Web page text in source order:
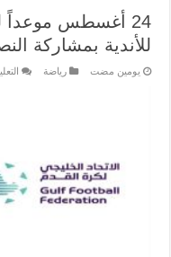
24 أغسطس موعداً
للأندية بمشاركة
‏يومين مضت رياضة